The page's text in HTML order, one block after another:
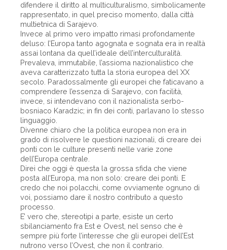
difendere il diritto al multiculturalismo, simbolicamente
rappresentato, in quel preciso momento, dalla città
multietnica di Sarajevo.
Invece al primo vero impatto rimasi profondamente
deluso: l’Europa tanto agognata e sognata era in realtà
assai lontana da quell’ideale dell’interculturalità.
Prevaleva, immutabile, l’assioma nazionalistico che
aveva caratterizzato tutta la storia europea del XX
secolo. Paradossalmente gli europei che faticavano a
comprendere l’essenza di Sarajevo, con facilità,
invece, si intendevano con il nazionalista serbo-
bosniaco Karadzic; in fin dei conti, parlavano lo stesso
linguaggio.
Divenne chiaro che la politica europea non era in
grado di risolvere le questioni nazionali, di creare dei
ponti con le culture presenti nelle varie zone
dell’Europa centrale.
Direi che oggi è questa la grossa sfida che viene
posta all’Europa, ma non solo: creare dei ponti. E
credo che noi polacchi, come ovviamente ognuno di
voi, possiamo dare il nostro contributo a questo
processo.
E’ vero che, stereotipi a parte, esiste un certo
sbilanciamento fra Est e Ovest, nel senso che è
sempre più forte l’interesse che gli europei dell’Est
nutrono verso l’Ovest, che non il contrario.